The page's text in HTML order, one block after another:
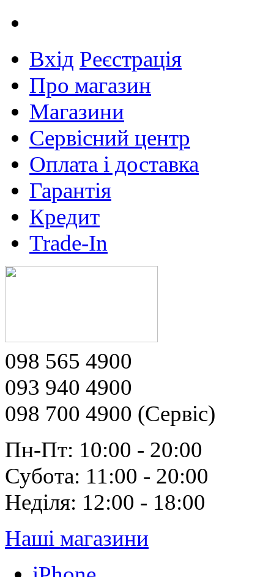
Вхід Реєстрація
Про магазин
Магазини
Сервісний центр
Оплата і доставка
Гарантія
Кредит
Trade-In
098 565 4900
093 940 4900
098 700 4900 (Сервіс)
Пн-Пт: 10:00 - 20:00
Субота: 11:00 - 20:00
Неділя: 12:00 - 18:00
Наші магазини